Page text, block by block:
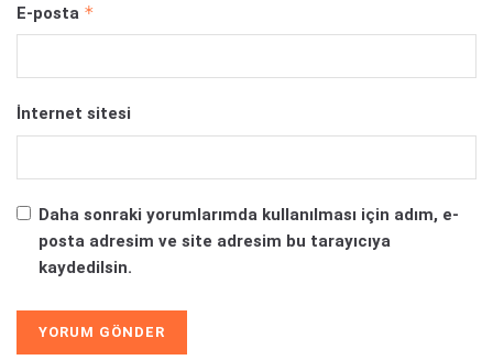
E-posta *
İnternet sitesi
Daha sonraki yorumlarımda kullanılması için adım, e-
posta adresim ve site adresim bu tarayıcıya
kaydedilsin.